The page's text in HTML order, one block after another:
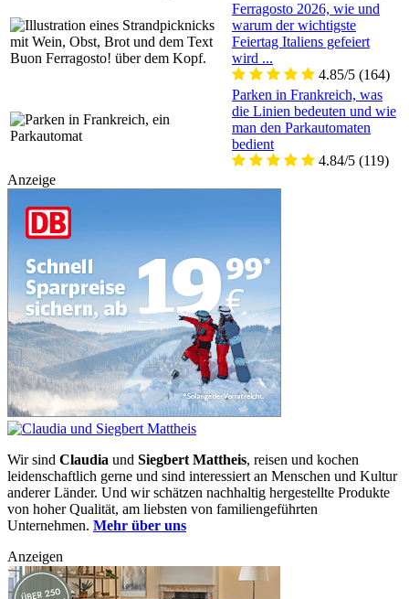
Ferragosto 2026, wie und
warum der wichtigste
Feiertag Italiens gefeiert
wird ...
4.85/5 (164)
Parken in Frankreich, was
die Linien bedeuten und wie
man den Parkautomaten
bedient
4.84/5 (119)
Anzeige
Wir sind Claudia und Siegbert Mattheis, reisen und kochen
leidenschaftlich gerne und sind interessiert an Menschen und Kultur
anderer Länder. Und wir schätzen nachhaltig hergestellte Produkte
von hoher Qualität, am liebsten von familiengeführten
Unternehmen. Mehr über uns
Anzeigen